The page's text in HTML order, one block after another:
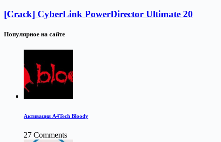
[Crack] CyberLink PowerDirector Ultimate 20
Популярное на сайте
Активация A4Tech Bloody
27 Comments